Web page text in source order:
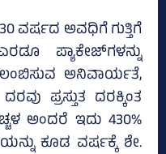
ವರ್ಷದ ಅವಧಿಗೆ ಗುತ್ತಿಗೆ
ಪ್ಯಾಕೇಜ್‌ಗಳನ್ನು
ಅನಿವಾರ್ಯತೆ,
ಪ್ರಸ್ತುತ ದರಕ್ಕಿಂತ
ಅಂದರೆ ಇದು 430%
ಕೂಡ ವರ್ಷಕ್ಕೆ ಶೇ.